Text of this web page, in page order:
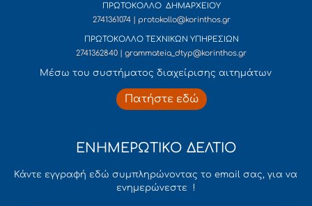
ΠΡΩΤΟΚΟΛΛΟ ΔΗΜΑΡΧΕΙΟΥ
2741361074 | protokollo@korinthos.gr
ΠΡΩΤΟΚΟΛΛΟ ΤΕΧΝΙΚΩΝ ΥΠΗΡΕΣΙΩΝ
2741362840 | grammateia_dtyp@korinthos.gr
Mέσω του συστήματος διαχείρισης αιτημάτων
Πατήστε εδώ
ΕΝΗΜΕΡΩΤΙΚΟ ΔΕΛΤΙΟ
Κάντε εγγραφή εδώ συμπληρώνοντας το email σας, για να
ενημερώνεστε !